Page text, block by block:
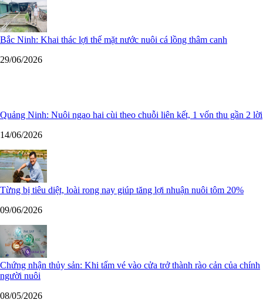
Bắc Ninh: Khai thác lợi thế mặt nước nuôi cá lồng thâm canh
29/06/2026
Quảng Ninh: Nuôi ngao hai cùi theo chuỗi liên kết, 1 vốn thu gần 2 lời
14/06/2026
Từng bị tiêu diệt, loài rong nay giúp tăng lợi nhuận nuôi tôm 20%
09/06/2026
Chứng nhận thủy sản: Khi tấm vé vào cửa trở thành rào cản của chính
người nuôi
08/05/2026